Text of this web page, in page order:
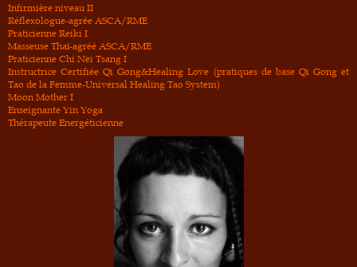
Infirmière niveau II
Réflexologue-agrée ASCA/RME
Praticienne Reiki I
Masseuse Thaï-agréé ASCA/RME
Praticienne Chi Nei Tsang I
Instructrice Certifiée Qi Gong&Healing Love (pratiques de base Qi Gong et
Tao de la Femme-Universal Healing Tao System)
Moon Mother I
Enseignante Yin Yoga
Thérapeute Energéticienne